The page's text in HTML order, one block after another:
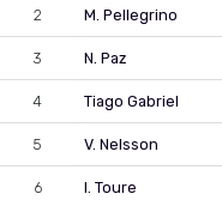
2 M. Pellegrino
3 N. Paz
4 Tiago Gabriel
5 V. Nelsson
6 I. Toure